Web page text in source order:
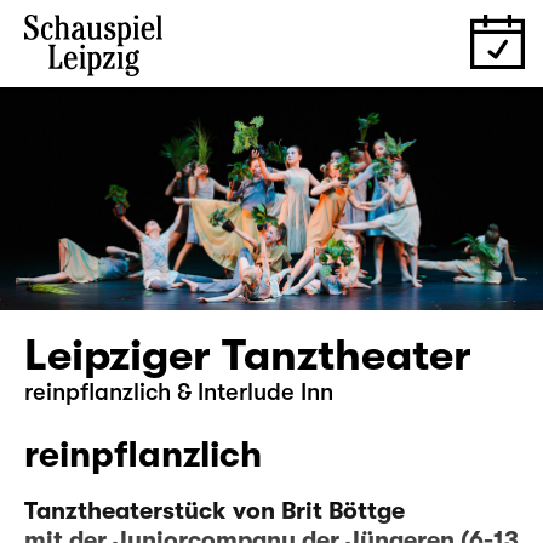
Leipziger Tanztheater
reinpflanzlich & Interlude Inn
reinpflanzlich
Tanztheaterstück von Brit Böttge